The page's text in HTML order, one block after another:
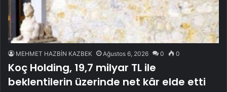
MEHMET HAZBİN KAZBEK Ağustos 6, 2026 0 0
Koç Holding, 19,7 milyar TL ile
beklentilerin üzerinde net kâr elde etti